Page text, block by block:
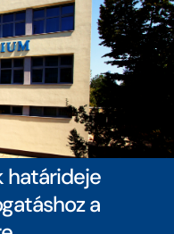
határideje
a